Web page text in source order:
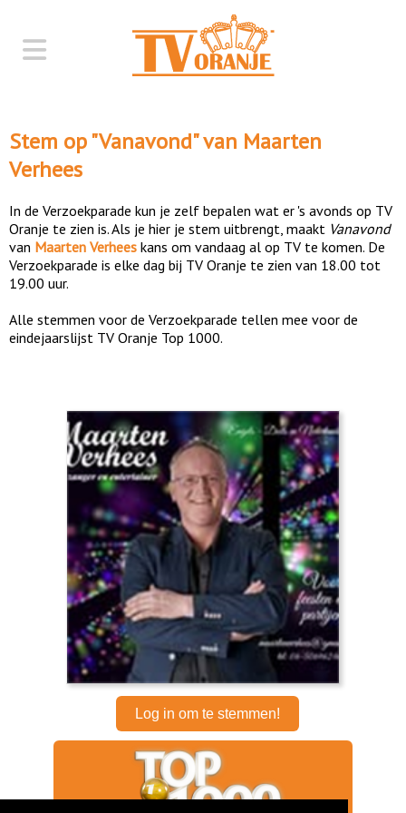
Stem op "Vanavond" van Maarten
Verhees
In de Verzoekparade kun je zelf bepalen wat er 's avonds op TV
Oranje te zien is. Als je hier je stem uitbrengt, maakt Vanavond
van Maarten Verhees kans om vandaag al op TV te komen. De
Verzoekparade is elke dag bij TV Oranje te zien van 18.00 tot
19.00 uur.
Alle stemmen voor de Verzoekparade tellen mee voor de
eindejaarslijst TV Oranje Top 1000.
Log in om te stemmen!